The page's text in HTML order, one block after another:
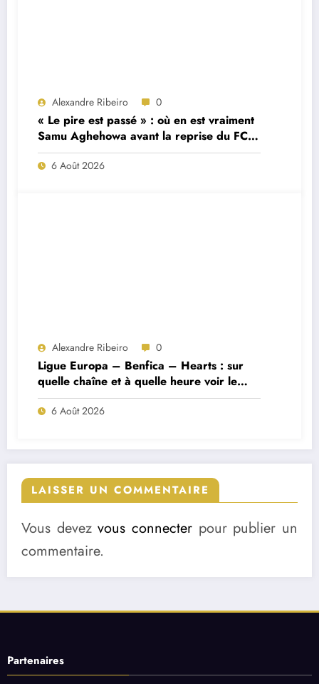
Alexandre Ribeiro 0
« Le pire est passé » : où en est vraiment
Samu Aghehowa avant la reprise du FC
Porto ?
6 Août 2026
Alexandre Ribeiro 0
Ligue Europa – Benfica – Hearts : sur
quelle chaîne et à quelle heure voir le
match ?
6 Août 2026
LAISSER UN COMMENTAIRE
Vous devezvous connecter pour publier un
commentaire.
Partenaires